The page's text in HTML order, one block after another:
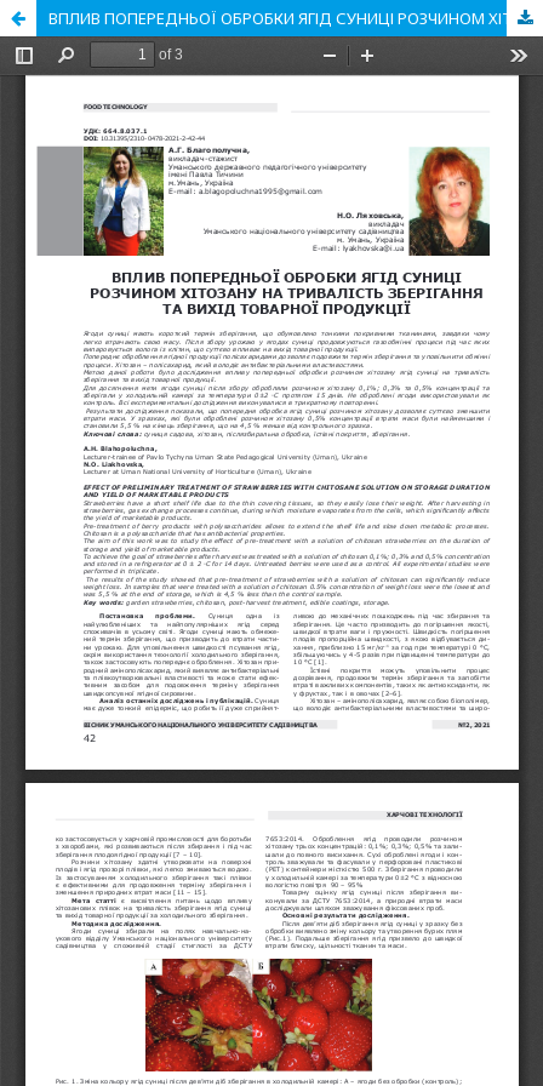
ВПЛИВ ПОПЕРЕДНЬОЇ ОБРОБКИ ЯГІД СУНИЦІ РОЗЧИНОМ ХІТОЗАНУ НА ТРИВАЛІСТЬ ЗБЕРІГАННЯ ТА ВИХІД ТОВАРНОЇ ПРОДУКЦІЇ